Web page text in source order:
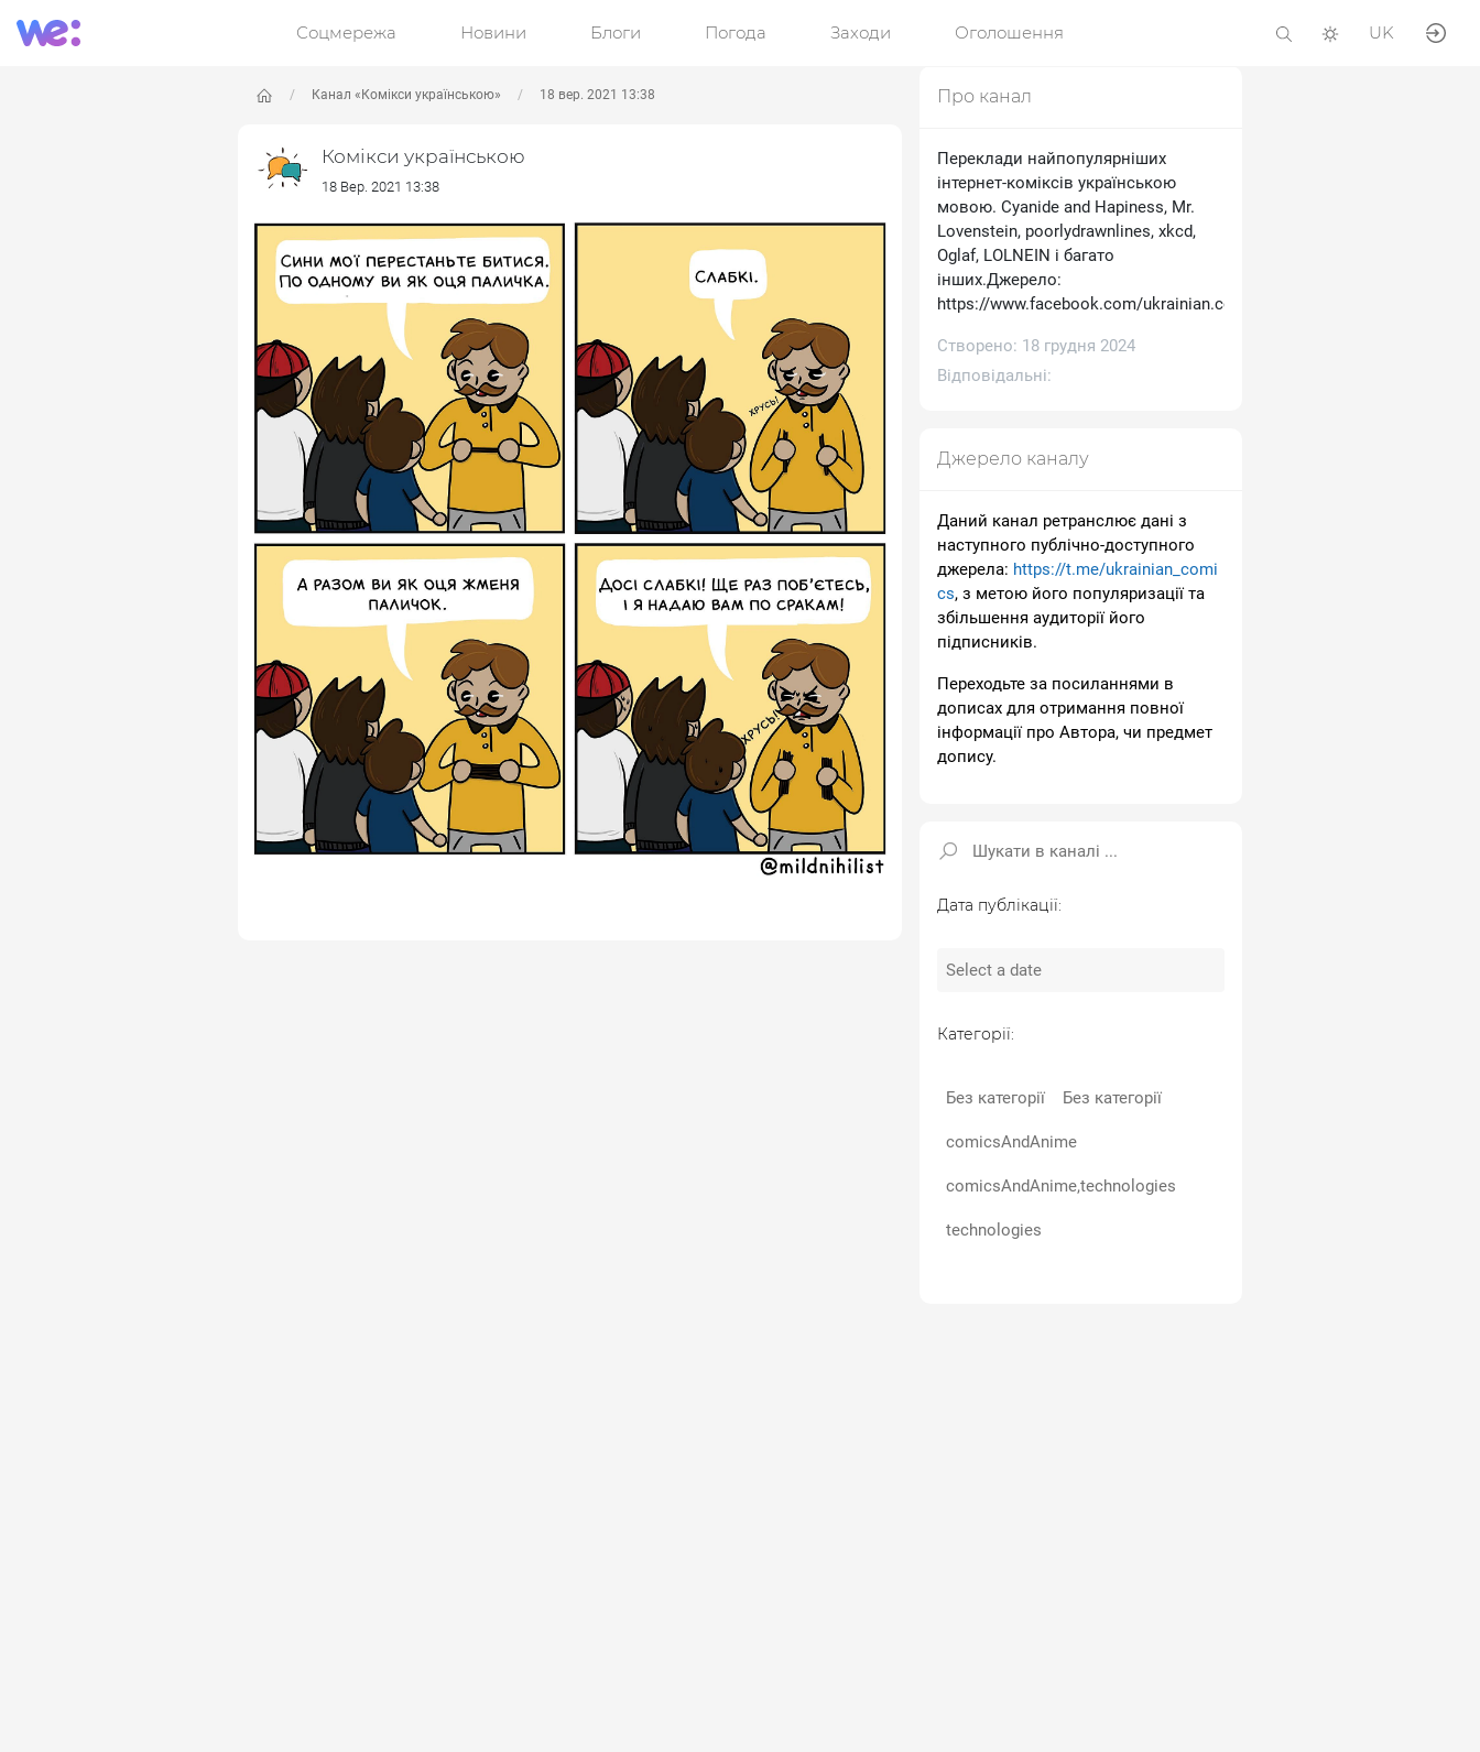
Соцмережа Новини Блоги Погода Заходи Оголошення UK
Канал «Комікси українською» 18 вер. 2021 13:38
Комікси українською
18 Вер. 2021 13:38
Про канал
Переклади найпопулярніших
інтернет-коміксів українською
мовою. Cyanide and Hapiness, Mr.
Lovenstein, poorlydrawnlines, xkcd,
Oglaf, LOLNEIN і багато
інших.Джерело:
https://www.facebook.com/ukrainian.comics
Створено: 18 грудня 2024
Відповідальні:
Джерело каналу
Даний канал ретранслює дані з
наступного публічно-доступного
джерела: https://t.me/ukrainian_comi
cs, з метою його популяризації та
збільшення аудиторії його
підписників.
Переходьте за посиланнями в
дописах для отримання повної
інформації про Автора, чи предмет
допису.
Дата публікації:
Категорії:
Без категорії Без категорії
comicsAndAnime
comicsAndAnime,technologies
technologies